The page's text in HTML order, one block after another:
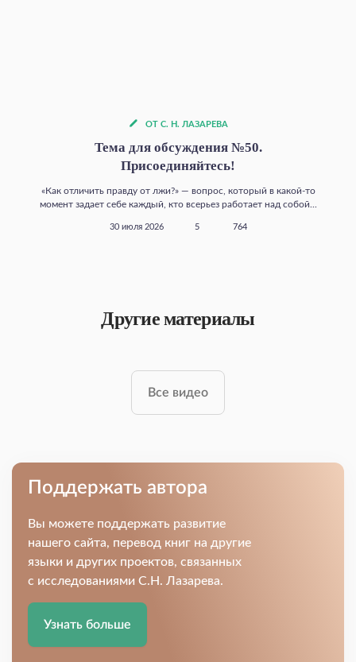
ОТ С. Н. ЛАЗАРЕВА
Тема для обсуждения №50.
Присоединяйтесь!
«Как отличить правду от лжи?» — вопрос, который в какой‑то
момент задает себе каждый, кто всерьез работает над собой...
30 июля 2026 5 764
Другие материалы
Все видео
Поддержать автора
Вы можете поддержать развитие
нашего сайта, перевод книг на другие
языки и других проектов, связанных
с исследованиями С.Н. Лазарева.
Узнать больше